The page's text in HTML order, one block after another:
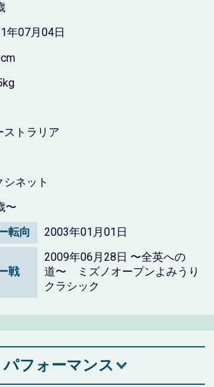
年07月04日
ストラリア
シネット
〜
転向
2003年01月01日
戦
2009年06月28日 〜全英への
道〜 ミズノオープンよみうり
クラシック
パフォーマンス